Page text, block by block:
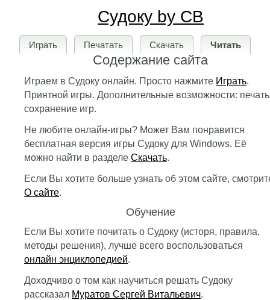
Судоку by CB
Играть Печатать Скачать Читать
Содержание сайта
Играем в Судоку онлайн. Просто нажмите Играть.
Приятной игры. Дополнительные возможности:
сохранение игр.
Не любите онлайн-игры? Может Вам понравится
бесплатная версия игры Судоку для Windows. Её
можно найти в разделе Скачать.
Если Вы хотите больше узнать об этом сайте,
О сайте.
Обучение
Если Вы хотите почитать о Судоку (исторя, правила,
методы решения), лучше всего воспользоваться
онлайн энциклопедией.
Доходчиво о том как научиться решать Судоку
рассказал Муратов Сергей Витальевич.